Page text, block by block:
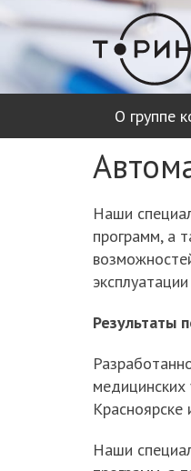
основному
содержанию
О группе
Наши
программ, а
Результаты
Наши